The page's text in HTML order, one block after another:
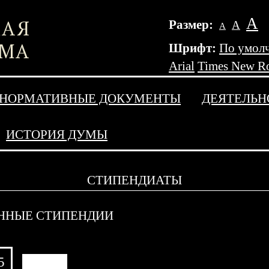
Размер: А А А
Шрифт: По
Arial Times New
ДОКУМЕНТЫ
ИСТОРИЯ ДУМЫ
СТИПЕНДИАТЫ
СТИПЕНДИИ